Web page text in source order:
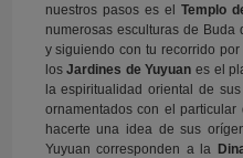
nuestros pasos es elTemplo
numerosas esculturas de Buda
y siguiendo con tu recorrido
losJardines de Yuyuan es el
la espiritualidad oriental de
ornamentados con el
hacerte una idea de sus
Yuyuan corresponden a la